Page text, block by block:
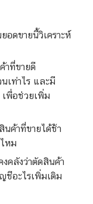
อดขายนี้วิเคราะห์
าที่ขายดี
เท่าไร และมี
เพื่อช่วยเพิ่ม
นค้าที่ขายได้ช้า
หม
คลังว่าตัดสินค้า
ชีอะไรเพิ่มเติม